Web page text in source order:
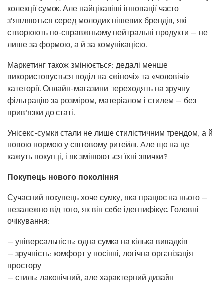
колекції сумок. Але найцікавіші інновації часто
з’являються серед молодих нішевих брендів, які
створюють по-справжньому нейтральні продукти — не
лише за формою, а й за комунікацією.
Маркетинг також змінюється: дедалі менше
використовується поділ на «жіночі» та «чоловічі»
категорії. Онлайн-магазини переходять на зручну
фільтрацію за розміром, матеріалом і стилем — без
прив’язки до статі.
Унісекс-сумки стали не лише стилістичним трендом, а й
новою нормою у світовому ритейлі. Але що на це
кажуть покупці, і як змінюються їхні звички?
Покупець нового покоління
Сучасний покупець хоче сумку, яка працює на нього —
незалежно від того, як він себе ідентифікує. Головні
очікування:
— універсальність: одна сумка на кілька випадків
— зручність: комфорт у носінні, логічна організація
простору
— стиль: лаконічний, але характерний дизайн